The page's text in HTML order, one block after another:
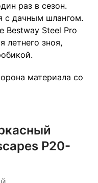
раз в сезон.
с дачным шлангом.
Bestway Steel Pro
летнего зноя,
материала со
P20-